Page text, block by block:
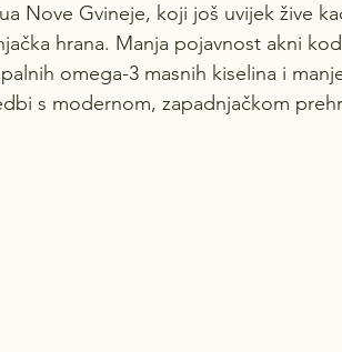
Nove Gvineje, koji još uvijek žive
hrana. Manja pojavnost akni
omega-3 masnih kiselina i
s modernom, zapadnjačkom